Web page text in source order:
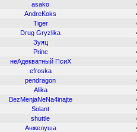
asako
AndreKoks
Tiger
Drug Gryzlika
Зуяц
Princ
неАдекватный ПсиХ
efroska
pendragon
Alika
BezMenjaNeNa4inajte
Solant
shuttle
Анжелуша